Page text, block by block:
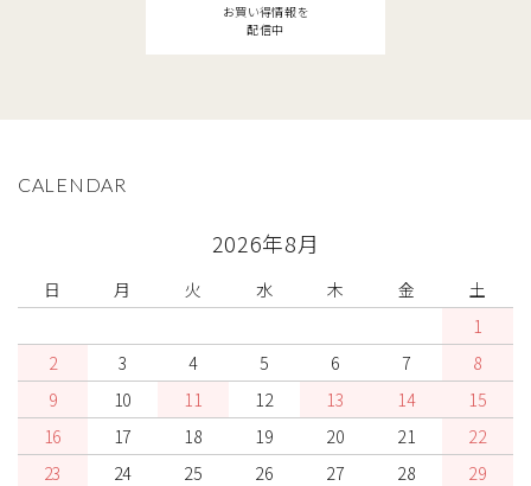
お買い得情報を
配信中
CALENDAR
2026年8月
日 月 火 水 木 金
土
1
2
3 4 5 6 7
8
9
10 11 12 13 14
15
16
17 18 19 20 21
22
23
24 25 26 27 28
29